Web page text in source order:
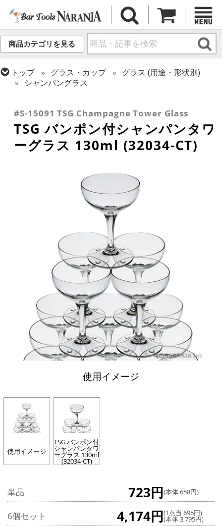
商品カテゴリを見る
トップ グラス・カップ
グラス (用途・形状別)
シャンパングラス
東洋佐々木ガラス
#S-15091 TSG Champagne Tower Glass
TSG バンポン付シャンパンタワ
ーグラス 130ml (32034-CT)
使用イメージ
使用イメージ
TSG バンポン付
シャンパンタワ
ーグラス 130ml
(32034-CT)
単品 723円(本体 658円)
6個セット 4,174円(1点当 695円)
(本体 3,795円)